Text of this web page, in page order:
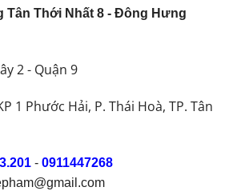
Tân Thới Nhất 8 - Đông Hưng
2 - Quận 9
1 Phước Hải, P. Thái Hoà, TP. Tân
- 0911447268